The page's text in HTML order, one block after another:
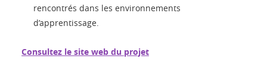
rencontrés dans les environnements
d’apprentissage.
Consultez le site web du projet